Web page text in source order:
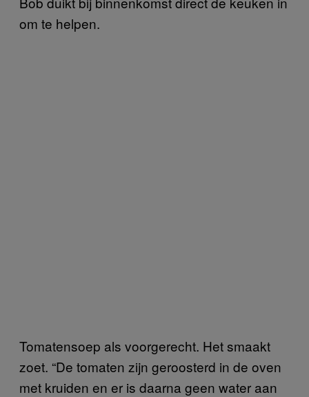
om te helpen.
Tomatensoep als voorgerecht. Het smaakt
zoet. “De tomaten zijn geroosterd in de oven
met kruiden en er is daarna geen water aan